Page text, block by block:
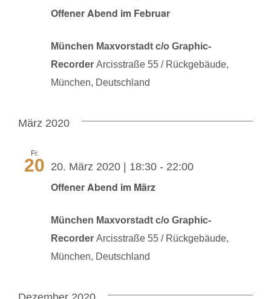
Offener Abend im Februar
München Maxvorstadt c/o Graphic-
Recorder Arcisstraße 55 / Rückgebäude,
München, Deutschland
März 2020
Fr.
20
Offener Abend im März
20. März 2020 | 18:30 - 22:00
München Maxvorstadt c/o Graphic-
Recorder Arcisstraße 55 / Rückgebäude,
München, Deutschland